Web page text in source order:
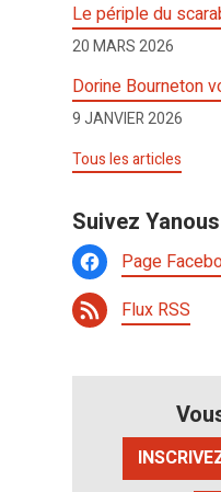
Le périple du
20 MARS 2026
Dorine Bourneton
9 JANVIER 2026
Tous les articles
Suivez
Page
Flux RSS